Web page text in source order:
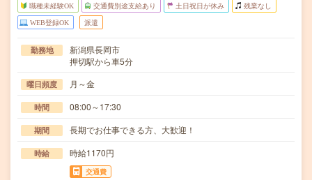
職種未経験OK 交通費別途支給あり 土日祝日が休み 残業なし
WEB登録OK 派遣
勤務地
新潟県長岡市
押切駅から車5分
曜日頻度 月～金
時間 08:00～17:30
期間 長期でお仕事できる方、大歓迎！
時給 時給1170円
交通費